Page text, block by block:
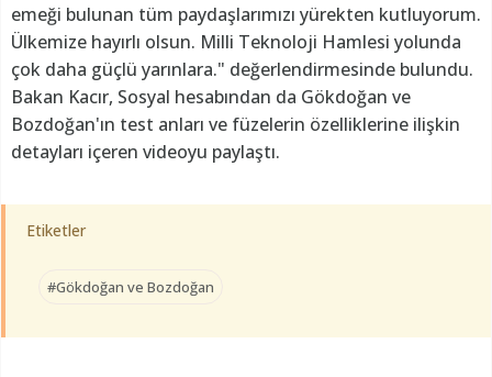
emeği bulunan tüm paydaşlarımızı yürekten kutluyorum.
Ülkemize hayırlı olsun. Milli Teknoloji Hamlesi yolunda
çok daha güçlü yarınlara." değerlendirmesinde bulundu.
Bakan Kacır, Sosyal hesabından da Gökdoğan ve
Bozdoğan'ın test anları ve füzelerin özelliklerine ilişkin
detayları içeren videoyu paylaştı.
Etiketler
#Gökdoğan ve Bozdoğan